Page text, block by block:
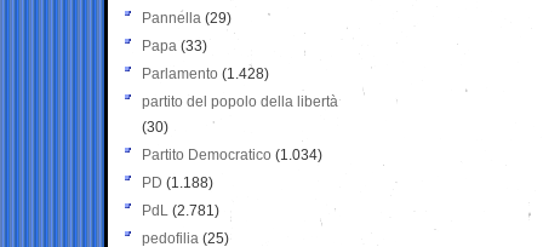
Pannella (29)
Papa (33)
Parlamento (1.428)
partito del popolo della libertà
(30)
Partito Democratico (1.034)
PD (1.188)
PdL (2.781)
pedofilia (25)